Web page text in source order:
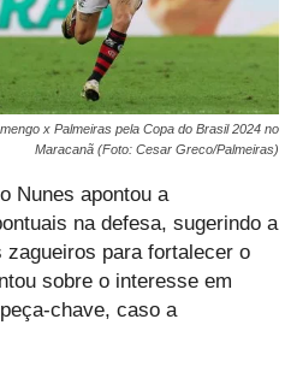
x Palmeiras pela Copa do Brasil 2024 no
Maracanã (Foto: Cesar Greco/Palmeiras)
Nunes apontou a
na defesa, sugerindo a
para fortalecer o
sobre o interesse em
chave, caso a